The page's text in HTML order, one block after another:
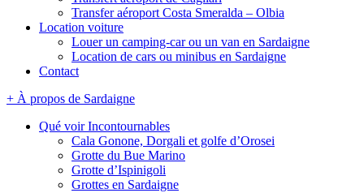
Transfer aéroport Costa Smeralda – Olbia
Location voiture
Louer un camping-car ou un van en Sardaigne
Location de cars ou minibus en Sardaigne
Contact
+ À propos de Sardaigne
Qué voir Incontournables
Cala Gonone, Dorgali et golfe d’Orosei
Grotte du Bue Marino
Grotte d’Ispinigoli
Grottes en Sardaigne